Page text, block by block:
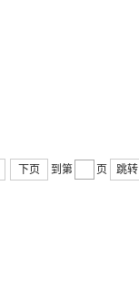
下页 到第 页 跳转